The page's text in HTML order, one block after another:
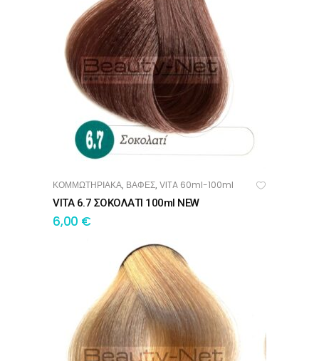
ΠΡΟΣΘΉΚΗ ΣΤΟ ΚΑΛΆΘΙ
ΚΟΜΜΩΤΗΡΙΑΚΑ, ΒΑΦΕΣ, VITA 60ml-100ml
VITA 6.7 ΣΟΚΟΛΑΤΙ 100ml NEW
6,00 €